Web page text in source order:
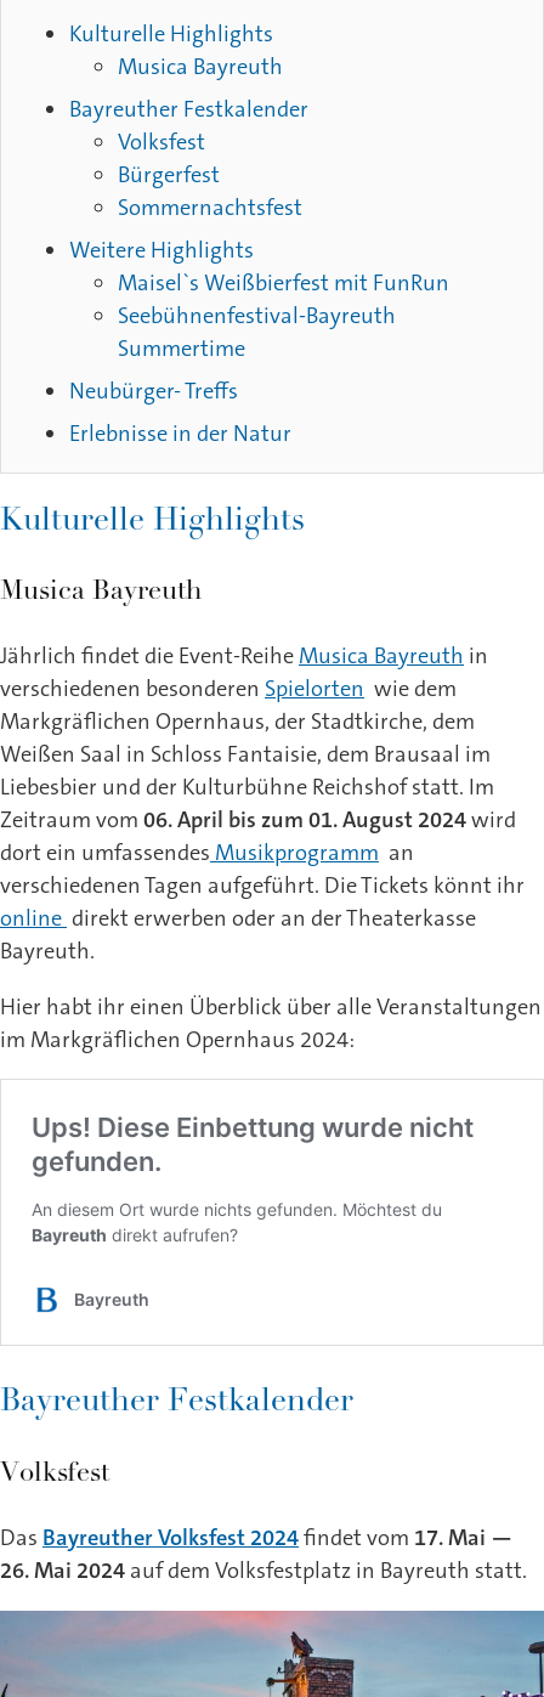
Kulturelle Highlights
Musica Bayreuth
Bayreuther Festkalender
Volksfest
Bürgerfest
Sommernachtsfest
Weitere Highlights
Maisel`s Weißbierfest mit FunRun
Seebühnenfestival-Bayreuth
Summertime
Neubürger- Treffs
Erlebnisse in der Natur
Kulturelle Highlights
Musica Bayreuth
Jährlich findet die Event-Reihe Musica Bayreuth in
verschiedenen besonderen Spielorten wie dem
Markgräflichen Opernhaus, der Stadtkirche, dem
Weißen Saal in Schloss Fantaisie, dem Brausaal im
Liebesbier und der Kulturbühne Reichshof statt. Im
Zeitraum vom 06. April bis zum 01. August 2024wird
dort ein umfassendes Musikprogramm an
verschiedenen Tagen aufgeführt. Die Tickets könnt ihr
online direkt erwerben oder an der Theaterkasse
Bayreuth.
Hier habt ihr einen Überblick über alle Veranstaltungen
im Markgräflichen Opernhaus 2024:
Bayreuther Festkalender
Volksfest
Das Bayreuther Volksfest 2024findet vom 17. Mai —
26. Mai 2024 auf dem Volksfestplatz in Bayreuth statt.